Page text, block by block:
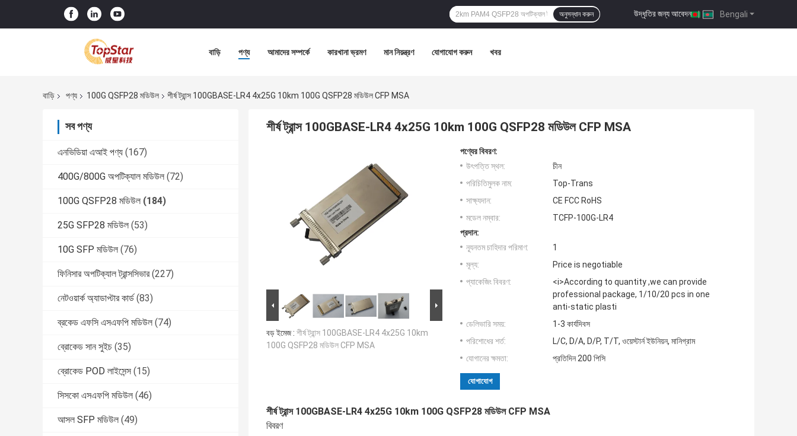
Bengali
উদ্ধৃতির জন্য আবেদন |
অনুসন্ধান করুন
বাড়ি পণ্য আমাদের সম্পর্কে কারখানা ভ্রমণ মান নিয়ন্ত্রণ যোগাযোগ করুন খবর
বাড়ি পণ্য 100G QSFP28 মডিউল শীর্ষ ট্রান্স 100GBASE-LR4 4x25G 10km 100G QSFP28 মডিউল CFP MSA
সব পণ্য
এনভিডিয়া এআই পণ্য (167)
400G/800G অপটিক্যাল মডিউল (72)
100G QSFP28 মডিউল (184)
25G SFP28 মডিউল (53)
10G SFP মডিউল (76)
ফিনিসার অপটিক্যাল ট্রান্সসিভার (227)
নেটওয়ার্ক অ্যাডাপ্টার কার্ড (83)
ব্রকেড এফসি এসএফপি মডিউল (74)
ব্রোকেড সান সুইচ (35)
ব্রোকেড POD লাইসেন্স (15)
সিসকো এসএফপি মডিউল (46)
আসল SFP মডিউল (49)
শীর্ষ ট্রান্স 100GBASE-LR4 4x25G 10km 100G QSFP28 মডিউল CFP MSA
বড় ইমেজ : শীর্ষ ট্রান্স 100GBASE-LR4 4x25G 10km
100G QSFP28 মডিউল CFP MSA
পণ্যের বিবরণ:
উৎপত্তি স্থল:
চীন
পরিচিতিমুলক নাম:
Top-Trans
সাক্ষ্যদান:
CE FCC RoHS
মডেল নম্বার:
TCFP-100G-LR4
প্রদান:
ন্যূনতম চাহিদার পরিমাণ:
1
মূল্য:
Price is negotiable
প্যাকেজিং বিবরণ:
<i>According to quantity ,we can provide
professional package, 1/10/20 pcs in one
anti-static plasti
ডেলিভারি সময়:
1-3 কার্যদিবস
পরিশোধের শর্ত:
L/C, D/A, D/P, T/T, ওয়েস্টার্ন ইউনিয়ন, মানিগ্রাম
যোগানের ক্ষমতা:
প্রতিদিন 200 পিসি
যোগাযোগ
শীর্ষ ট্রান্স 100GBASE-LR4 4x25G 10km 100G QSFP28 মডিউল CFP MSA
বিবরণ